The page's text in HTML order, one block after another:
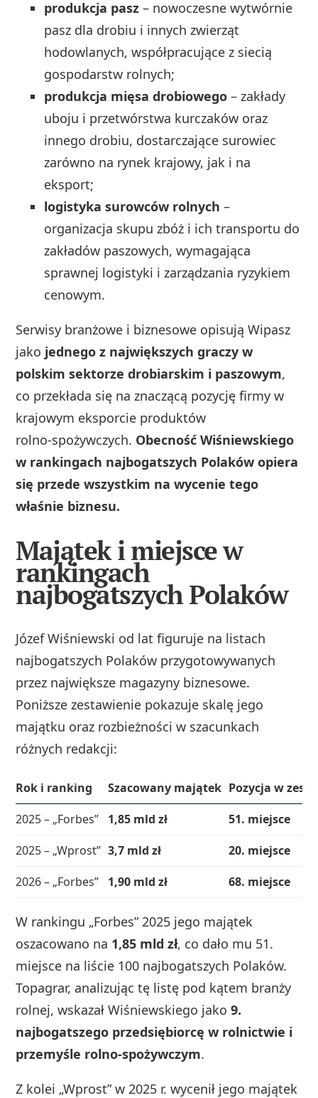
produkcja pasz – nowoczesne wytwórnie
pasz dla drobiu i innych zwierząt
hodowlanych, współpracujące z siecią
gospodarstw rolnych;
produkcja mięsa drobiowego – zakłady
uboju i przetwórstwa kurczaków oraz
innego drobiu, dostarczające surowiec
zarówno na rynek krajowy, jak i na
eksport;
logistyka surowców rolnych –
organizacja skupu zbóż i ich transportu do
zakładów paszowych, wymagająca
sprawnej logistyki i zarządzania ryzykiem
cenowym.
Serwisy branżowe i biznesowe opisują Wipasz
jako jednego z największych graczy w
polskim sektorze drobiarskim i paszowym,
co przekłada się na znaczącą pozycję firmy w
krajowym eksporcie produktów
rolno‑spożywczych. Obecność Wiśniewskiego
w rankingach najbogatszych Polaków opiera
się przede wszystkim na wycenie tego
właśnie biznesu.
Majątek i miejsce w
rankingach
najbogatszych Polaków
Józef Wiśniewski od lat figuruje na listach
najbogatszych Polaków przygotowywanych
przez największe magazyny biznesowe.
Poniższe zestawienie pokazuje skalę jego
majątku oraz rozbieżności w szacunkach
różnych redakcji:
Rok i ranking Szacowany majątek Pozycja w
2025 – „Forbes”
1,85 mld zł
51. miejsce
2025 – „Wprost” 3,7 mld zł
20. miejsce
2026 – „Forbes”
1,90 mld zł 68. miejsce
W rankingu „Forbes” 2025 jego majątek
oszacowano na 1,85 mld zł, co dało mu 51.
miejsce na liście 100 najbogatszych Polaków.
Topagrar, analizując tę listę pod kątem branży
rolnej, wskazał Wiśniewskiego jako9.
najbogatszego przedsiębiorcę w rolnictwie i
przemyśle rolno‑spożywczym.
Z kolei „Wprost” w 2025 r. wycenił jego majątek